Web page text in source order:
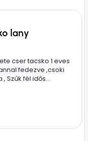
lany
cser tacsko 1 eves
fedezve ,csoki
Szűk fèl idős...